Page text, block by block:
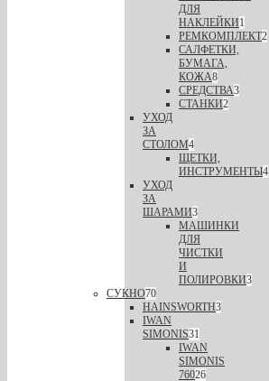
ДЛЯ
НАКЛЕЙКИ1
РЕМКОМПЛЕКТ2
САЛФЕТКИ,
БУМАГА,
КОЖА8
СРЕДСТВА3
СТАНКИ2
УХОД
ЗА
СТОЛОМ4
ЩЕТКИ,
ИНСТРУМЕНТЫ4
УХОД
ЗА
ШАРАМИ3
МАШИНКИ
ДЛЯ
ЧИСТКИ
И
ПОЛИРОВКИ3
СУКНО70
HAINSWORTH3
IWAN
SIMONIS31
IWAN
SIMONIS
76026